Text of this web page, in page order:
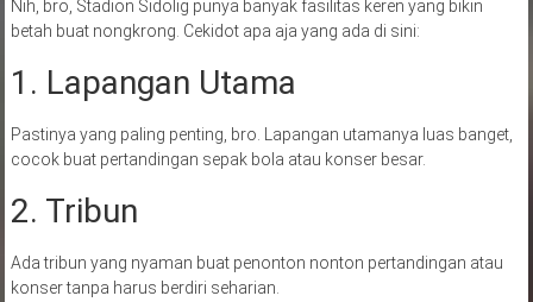
Nih, bro, Stadion Sidolig punya banyak fasilitas keren yang bikin
betah buat nongkrong. Cekidot apa aja yang ada di sini:
1. Lapangan Utama
Pastinya yang paling penting, bro. Lapangan utamanya luas banget,
cocok buat pertandingan sepak bola atau konser besar.
2. Tribun
Ada tribun yang nyaman buat penonton nonton pertandingan atau
konser tanpa harus berdiri seharian.